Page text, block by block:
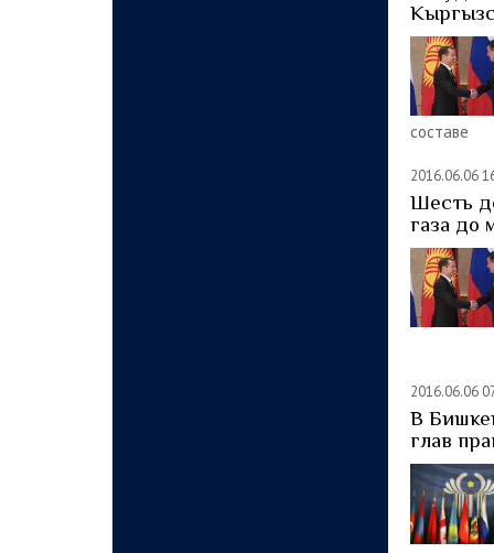
составе
2016.06.06
Шесть
газа до
2016.06.06
В
глав